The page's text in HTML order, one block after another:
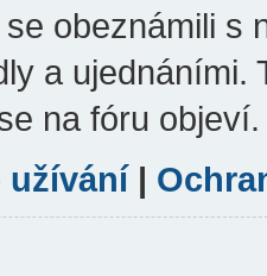
obeznámili s
a ujednáními.
na fóru objeví.
užívání|